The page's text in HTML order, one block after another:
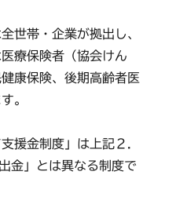
世帯・企業が拠出し、
療保険者（協会けん
康保険、後期高齢者医
。
援金制度」は上記２．
金」とは異なる制度で